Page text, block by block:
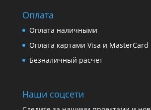
Оплата
Оплата наличными
Оплата картами Visa и MasterCard
Безналичный расчет
Наши соцсети